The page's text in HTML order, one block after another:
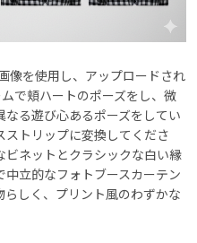
像を使用し、アップロードされ
で頬ハートのポーズをし、微
る遊び心あるポーズをしてい
トリップに変換してくださ
ビネットとクラシックな白い縁
立的なフォトブースカーテン
しく、プリント風のわずかな